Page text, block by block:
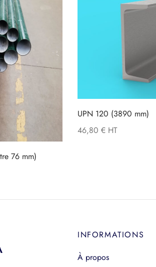
76 mm)
UPN 120 (3890 mm)
46,80 €
INFORMATIONS
À propos